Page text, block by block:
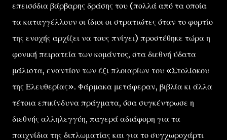
επεισόδια βάρβαρης δράσης του (πολλά από τα οποία
τα καταγγέλλουν οι ίδιοι οι στρατιώτες όταν το φορτίο
της ενοχής αρχίζει να τους πνίγει) προστέθηκε τώρα η
φονική πειρατεία των κομάντος, στα διεθνή ύδατα
μάλιστα, εναντίον των έξι πλοιαρίων του «Στολίσκου
της Ελευθερίας». Φάρμακα μετάφεραν, βιβλία κι άλλα
τέτοια επικίνδυνα πράγματα, όσα συγκέντρωσε η
διεθνής αλληλεγγύη, παγερά αδιάφορη για τα
παιχνίδια της διπλωματίας και για το συγχωροχάρτι